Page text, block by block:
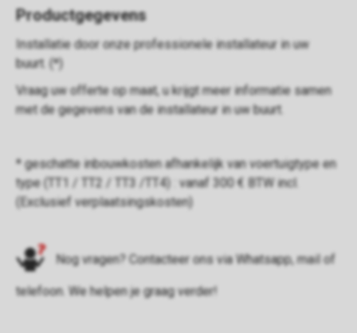
Productgegevens
Installatie door onze professionele installateur in uw
buurt. (*)
Vraag uw offerte op maat, u krijgt meer informatie samen
met de gegevens van de installateur in uw buurt.
* geschatte inbouwkosten afhankelijk van voertuigtype en
type (TT1 / TT2 / TT3 /TT4) : vanaf 300 € BTW incl.
(Exclusief verplaatsingskosten)
Nog vragen? Contacteer ons via Whatsapp,mailof
telefoon. We helpen je graag verder!